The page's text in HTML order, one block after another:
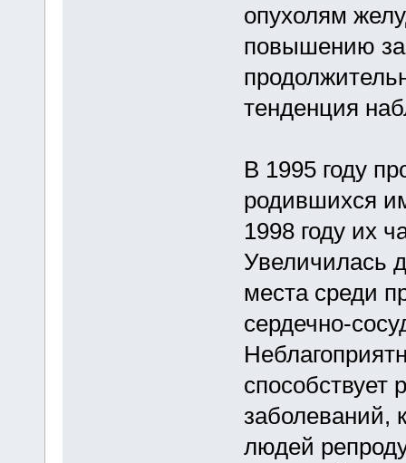
опухолям
повышению
тенденция
В 1995 году
родившихся
1998 году их
Увеличилась
места среди
сердечно-
способствует
заболеваний,
людей